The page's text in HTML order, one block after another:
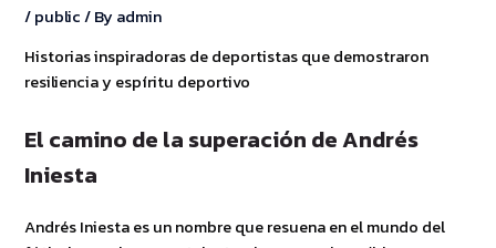
/public/ By admin
Historias inspiradoras de deportistas que demostraron
resiliencia y espíritu deportivo
El camino de la superación de Andrés
Iniesta
Andrés Iniesta es un nombre que resuena en el mundo del